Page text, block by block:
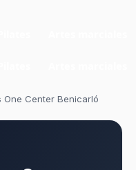
One Center Benicarló